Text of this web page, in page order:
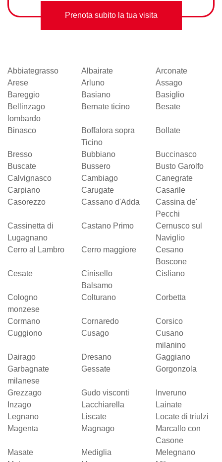
Prenota subito la tua visita
Abbiategrasso Albairate
Arconate
Arese
Arluno
Assago
Bareggio
Basiano
Basiglio
Bellinzago
lombardo
Bernate ticino Besate
Binasco
Boffalora sopra
Ticino
Bollate
Bresso Bubbiano
Buccinasco
Buscate
Bussero
Busto Garolfo
Calvignasco
Cambiago
Canegrate
Carpiano
Carugate
Casarile
Casorezzo
Cassano d'Adda
Cassina de'
Pecchi
Cassinetta di
Lugagnano
Castano Primo
Cernusco sul
Naviglio
Cerro al Lambro
Cerro maggiore
Cesano
Boscone
Cesate
Cinisello
Balsamo
Cisliano
Cologno
monzese
Colturano Corbetta
Cormano Cornaredo
Corsico
Cuggiono
Cusago
Cusano
milanino
Dairago
Dresano
Gaggiano
Garbagnate
milanese
Gessate Gorgonzola
Grezzago Gudo visconti
Inveruno
Inzago
Lacchiarella
Lainate
Legnano
Liscate
Locate di triulzi
Magenta
Magnago
Marcallo con
Casone
Masate
Mediglia
Melegnano